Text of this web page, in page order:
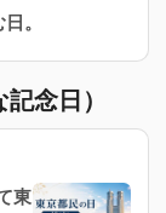
。
念日）
東